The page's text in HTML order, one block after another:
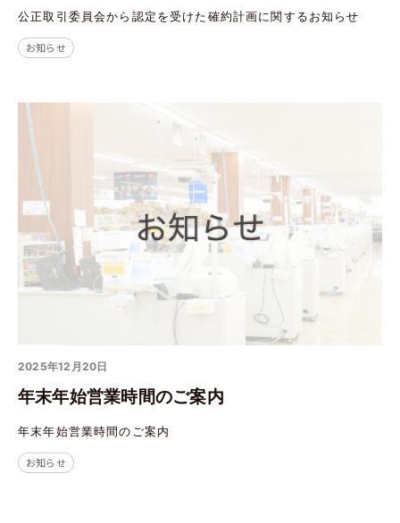
公正取引委員会から認定を受けた確約計画に関するお知らせ
お知らせ
2025年12月20日
年末年始営業時間のご案内
年末年始営業時間のご案内
お知らせ